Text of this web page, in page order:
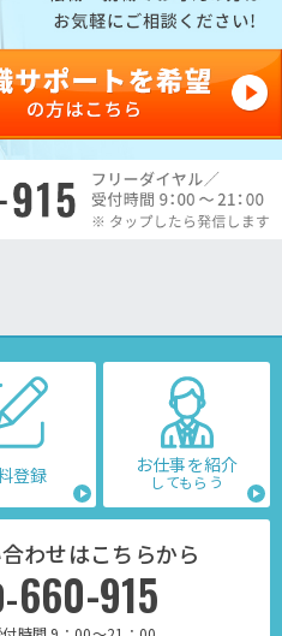
登録 お仕事を紹介
してもらう
わせはこちらから
660-915